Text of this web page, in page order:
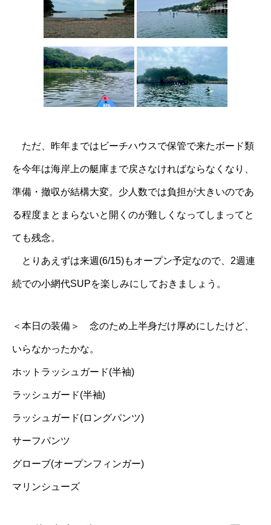
ただ、昨年まではビーチハウスで保管で来たボード類
を今年は海岸上の艇庫まで戻さなければならなくなり、
準備・撤収が結構大変。少人数では負担が大きいのであ
る程度まとまらないと開くのが難しくなってしまってと
ても残念。
とりあえずは来週(6/15)もオープン予定なので、2週連
続での小網代SUPを楽しみにしておきましょう。
＜本日の装備＞ 念のため上半身だけ厚めにしたけど、
いらなかったかな。
ホットラッシュガード(半袖)
ラッシュガード(半袖)
ラッシュガード(ロングパンツ)
サーフパンツ
グローブ(オープンフィンガー)
マリンシューズ